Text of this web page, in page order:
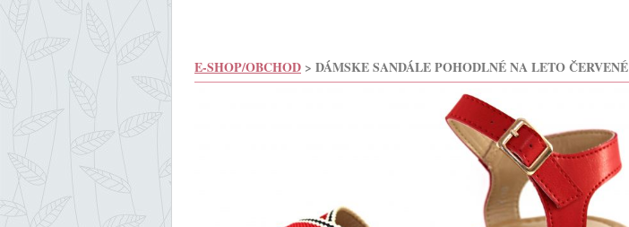
E-SHOP/OBCHOD > DÁMSKE SANDÁLE POHODLNÉ NA LETO ČERVENÉ